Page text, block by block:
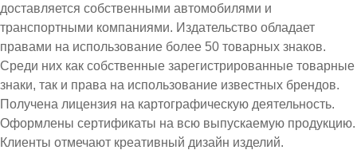
доставляется собственными автомобилями и
транспортными компаниями. Издательство обладает
правами на использование более 50 товарных знаков.
Среди них как собственные зарегистрированные товарные
знаки, так и права на использование известных брендов.
Получена лицензия на картографическую деятельность.
Оформлены сертификаты на всю выпускаемую продукцию.
Клиенты отмечают креативный дизайн изделий.